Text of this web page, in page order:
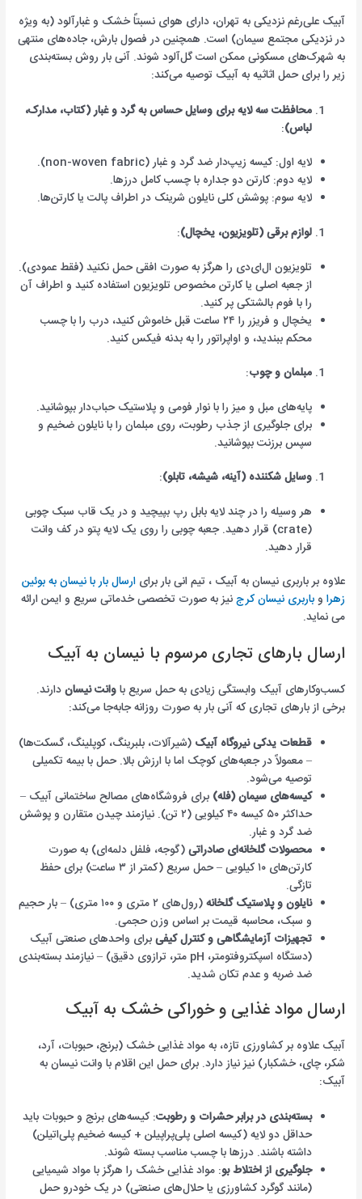
آبیک علی‌رغم نزدیکی به تهران، دارای هوای نسبتاً خشک و غبارآلود (به ویژه
در نزدیکی مجتمع سیمان) است. همچنین در فصول بارش، جاده‌های منتهی
به شهرک‌های مسکونی ممکن است گل‌آلود شوند. آنی بار روش بسته‌بندی
زیر را برای حمل اثاثیه به آبیک توصیه می‌کند:
محافظت سه لایه برای وسایل حساس به گرد و غبار (کتاب، مدارک،
لباس):
لایه اول: کیسه زیپ‌دار ضد گرد و غبار (non-woven fabric).
لایه دوم: کارتن دو جداره با چسب کامل درزها.
لایه سوم: پوشش کلی نایلون شرینک در اطراف پالت یا کارتن‌ها.
لوازم برقی (تلویزیون، یخچال):
تلویزیون ال‌ای‌دی را هرگز به صورت افقی حمل نکنید (فقط عمودی).
از جعبه اصلی یا کارتن مخصوص تلویزیون استفاده کنید و اطراف آن
را با فوم بالشتکی پر کنید.
یخچال و فریزر را ۲۴ ساعت قبل خاموش کنید، درب را با چسب
محکم ببندید، و اواپراتور را به بدنه فیکس کنید.
مبلمان و چوب:
پایه‌های مبل و میز را با نوار فومی و پلاستیک حباب‌دار بپوشانید.
برای جلوگیری از جذب رطوبت، روی مبلمان را با نایلون ضخیم و
سپس برزنت بپوشانید.
وسایل شکننده (آینه، شیشه، تابلو):
هر وسیله را در چند لایه بابل رپ بپیچید و در یک قاب سبک چوبی
(crate) قرار دهید. جعبه چوبی را روی یک لایه پتو در کف وانت
قرار دهید.
علاوه بر باربری نیسان به آبیک ، تیم انی بار برایارسال بار با نیسان به بوئین
زهرا وباربری نیسان کرجنیز به صورت تخصصی خدماتی سریع و ایمن ارائه
می نماید.
ارسال بارهای تجاری مرسوم با نیسان به آبیک
کسب‌وکارهای آبیک وابستگی زیادی به حمل سریع باوانت نیساندارند.
برخی از بارهای تجاری که آنی بار به صورت روزانه جابه‌جا می‌کند:
قطعات یدکی نیروگاه آبیک (شیرآلات، بلبرینگ، کوپلینگ، گسکت‌ها)
– معمولاً در جعبه‌های کوچک اما با ارزش بالا. حمل با بیمه تکمیلی
توصیه می‌شود.
کیسه‌های سیمان (فله) برای فروشگاه‌های مصالح ساختمانی آبیک –
حداکثر ۵۰ کیسه ۴۰ کیلویی (۲ تن). نیازمند چیدن متقارن و پوشش
ضد گرد و غبار.
محصولات گلخانه‌ای صادراتی(گوجه، فلفل دلمه‌ای) به صورت
کارتن‌های ۱۰ کیلویی – حمل سریع (کمتر از ۳ ساعت) برای حفظ
تازگی.
نایلون و پلاستیک گلخانه
(رول‌های ۲ متری و ۱۰۰ متری) – بار حجیم
و سبک، محاسبه قیمت بر اساس وزن حجمی.
تجهیزات آزمایشگاهی و کنترل کیفیبرای واحدهای صنعتی آبیک
(دستگاه اسپکتروفتومتر، pH متر، ترازوی دقیق) – نیازمند بسته‌بندی
ضد ضربه و عدم تکان شدید.
ارسال مواد غذایی و خوراکی خشک به آبیک
آبیک علاوه بر کشاورزی تازه، به مواد غذایی خشک (برنج، حبوبات، آرد،
شکر، چای، خشکبار) نیز نیاز دارد. برای حمل این اقلام با وانت نیسان به
آبیک:
بسته‌بندی در برابر حشرات و رطوبت: کیسه‌های برنج و حبوبات باید
حداقل دو لایه (کیسه اصلی پلی‌پراپیلن + کیسه ضخیم پلی‌اتیلن)
داشته باشند. درزها با چسب مناسب بسته شوند.
جلوگیری از اختلاط بو: مواد غذایی خشک را هرگز با مواد شیمیایی
(مانند گوگرد کشاورزی یا حلال‌های صنعتی) در یک خودرو حمل